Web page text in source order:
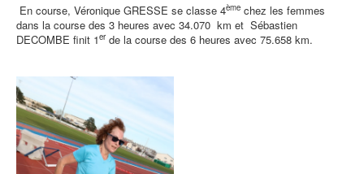
En course, Véronique GRESSE se classe 4ème chez les femmes
dans la course des 3 heures avec 34.070 km et Sébastien
DECOMBE finit 1er de la course des 6 heures avec 75.658 km.